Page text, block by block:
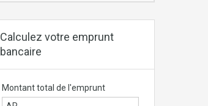
Calculez votre emprunt
bancaire
Montant total de l'emprunt